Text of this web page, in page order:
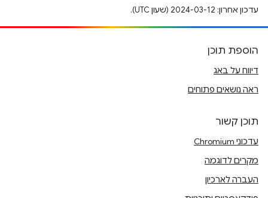
עדכון אחרון: 2024-03-12 (שעון UTC).
הוספת תוכן
דיווח על באג
ראה נושאים פתוחים
תוכן קשור
עדכוני Chromium
מקרים לדוגמה
העברה לארכיון